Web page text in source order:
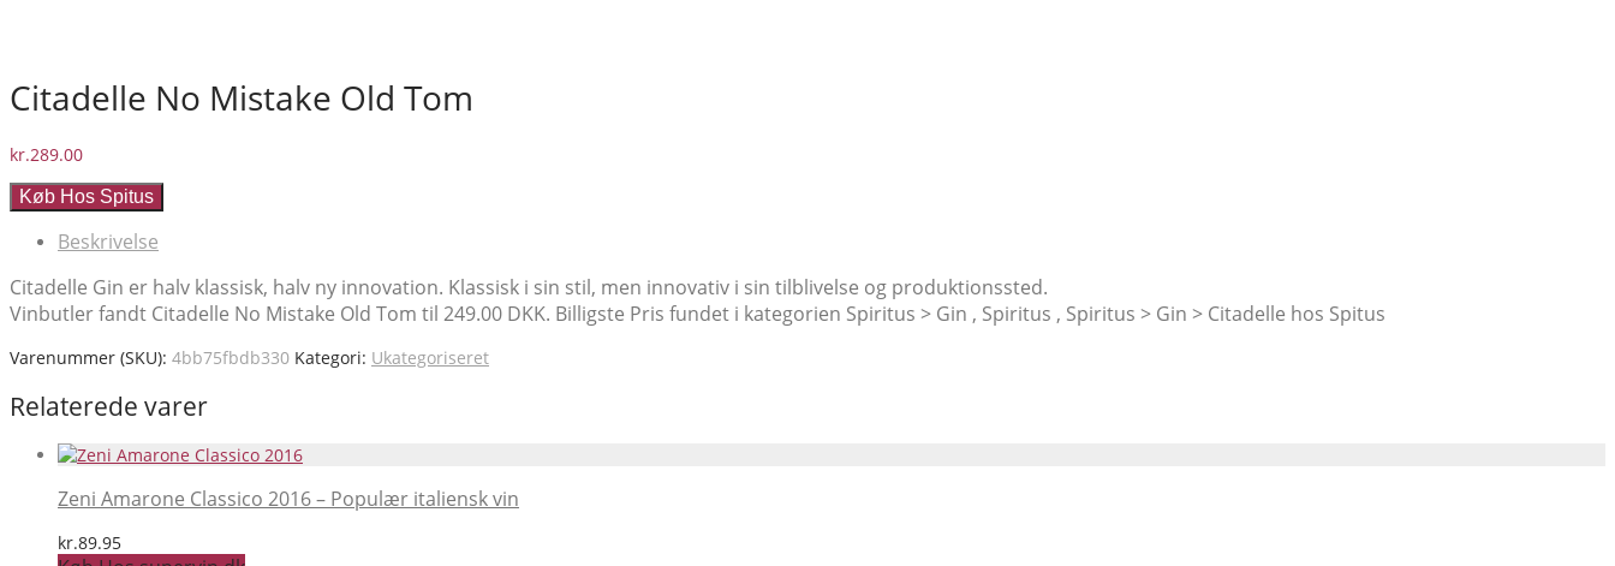
Citadelle No Mistake Old Tom
kr.289.00
Køb Hos Spitus
Beskrivelse
Citadelle Gin er halv klassisk, halv ny innovation. Klassisk i sin stil, men innovativ i sin tilblivelse og produktionssted.
Vinbutler fandt Citadelle No Mistake Old Tom til 249.00 DKK. Billigste Pris fundet i kategorien Spiritus > Gin , Spiritus , Spiritus > Gin > Citadelle hos Spitus
Varenummer (SKU): 4bb75fbdb330 Kategori: Ukategoriseret
Relaterede varer
Zeni Amarone Classico 2016 – Populær italiensk vin
kr.89.95